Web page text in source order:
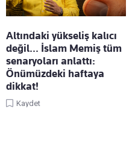
Altındaki yükseliş kalıcı
değil... İslam Memiş tüm
senaryoları anlattı:
Önümüzdeki haftaya
dikkat!
Kaydet